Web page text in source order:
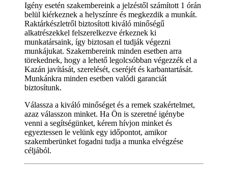
Igény esetén szakembereink a jelzéstől számított 1 órán
belül kiérkeznek a helyszínre és megkezdik a munkát.
Raktárkészletről biztosított kiváló minőségű
alkatrészekkel felszerelkezve érkeznek ki
munkatársaink, így biztosan el tudják végezni
munkájukat. Szakembereink minden esetben arra
törekednek, hogy a lehető legolcsóbban végezzék el a
Kazán javítását, szerelését, cseréjét és karbantartását.
Munkánkra minden esetben valódi garanciát
biztosítunk.
Válassza a kiváló minőséget és a remek szakértelmet,
azaz válasszon minket. Ha Ön is szeretné igénybe
venni a segítségünket, kérem hívjon minket és
egyeztessen le velünk egy időpontot, amikor
szakemberünket fogadni tudja a munka elvégzése
céljából.